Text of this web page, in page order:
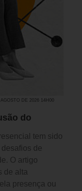
DE 2026 14H00
do
tem sido
de
O artigo
de alta
presença ou